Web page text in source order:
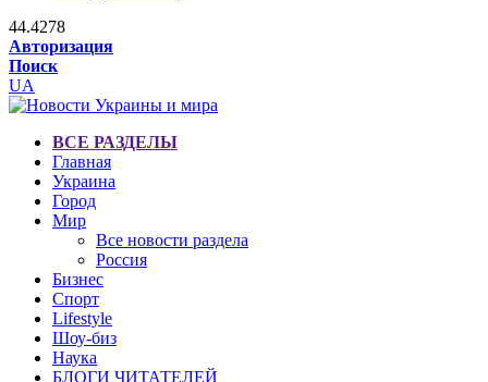
44.4278
Авторизация
Поиск
UA
ВСЕ РАЗДЕЛЫ
Главная
Украина
Город
Мир
Все новости раздела
Россия
Бизнес
Спорт
Lifestyle
Шоу-биз
Наука
БЛОГИ ЧИТАТЕЛЕЙ